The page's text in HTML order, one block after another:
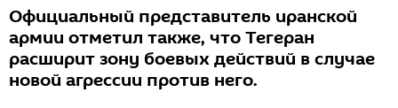
Официальный представитель иранской
армии отметил также, что Тегеран
расширит зону боевых действий в случае
новой агрессии против него.